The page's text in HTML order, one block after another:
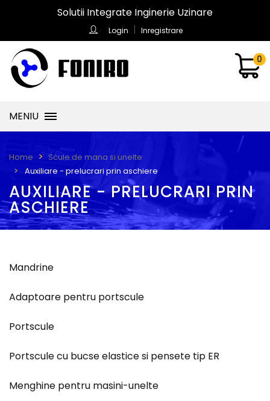
Solutii Integrate Inginerie Uzinare
Login Inregistrare
0
MENIU
Home
Scule de mana si unelte
Auxiliare - prelucrari prin aschiere
AUXILIARE - PRELUCRARI PRIN
ASCHIERE
Mandrine
Adaptoare pentru portscule
Portscule
Portscule cu bucse elastice si pensete tip ER
Menghine pentru masini-unelte